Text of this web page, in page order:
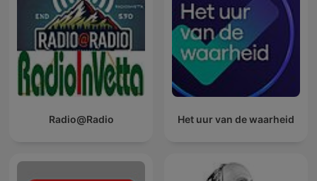
Radio@Radio Het uur van de waarheid